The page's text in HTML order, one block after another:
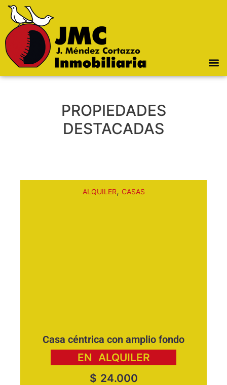
PROPIEDADES
DESTACADAS
ALQUILER, CASAS
Casa céntrica con amplio fondo
EN ALQUILER
$ 24.000